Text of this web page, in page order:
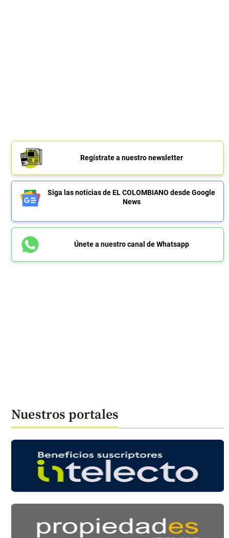
Regístrate a nuestro newsletter
Siga las noticias de EL COLOMBIANO desde Google
News
Únete a nuestro canal de Whatsapp
Nuestros portales